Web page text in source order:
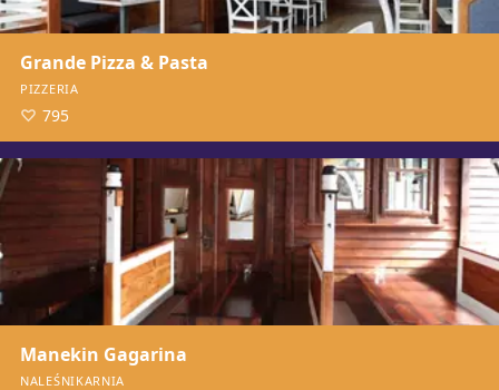
Grande Pizza & Pasta
PIZZERIA
795
Manekin Gagarina
NALEŚNIKARNIA